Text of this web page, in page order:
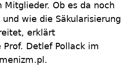
Ob es da noch
wie die Säkularisierung
erklärt
Prof. Detlef Pollack im